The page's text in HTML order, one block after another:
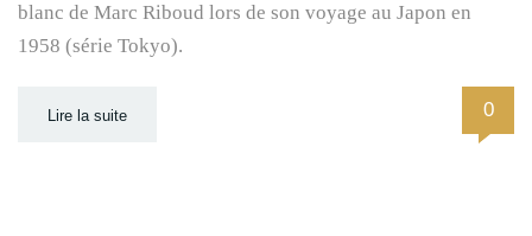
blanc de Marc Riboud lors de son voyage au Japon en
1958 (série Tokyo).
Lire la suite 0